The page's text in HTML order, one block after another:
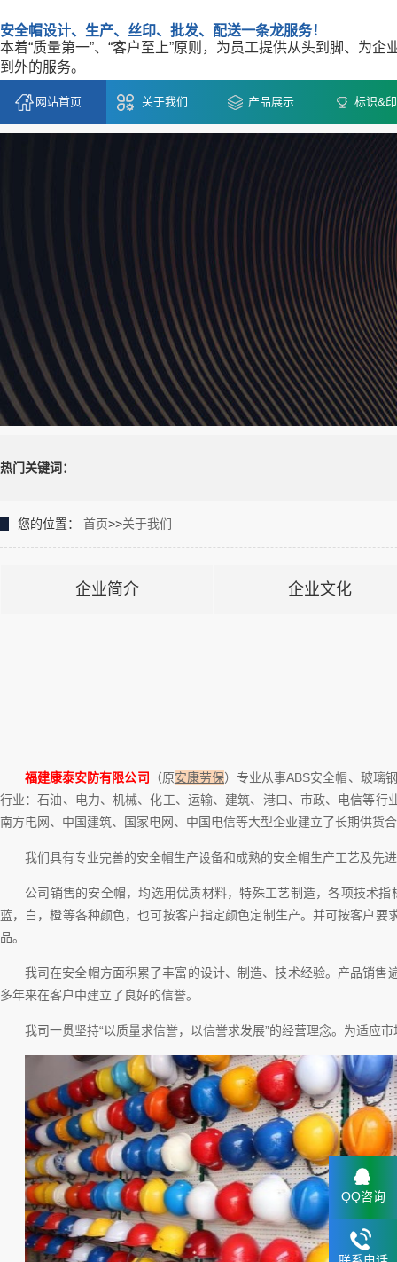
安全帽设计、生产、丝印、批发、配送一条龙服务！
本着“质量第一”、“客户至上”原则，为员工提供从头到脚、为企
到外的服务。
网站首页 关于我们 产品展示 标识&
热门关键词：
您的位置： 首页>>关于我们
企业简介 企业文化
福建康泰安防有限公司 （原安康劳保）专业从事ABS安全帽、玻璃
行业：石油、电力、机械、化工、运输、建筑、港口、市政、电信等
南方电网、中国建筑、国家电网、中国电信等大型企业建立了长期供货
我们具有专业完善的安全帽生产设备和成熟的安全帽生产工艺及先
公司销售的安全帽，均选用优质材料，特殊工艺制造，各项技术
蓝，白，橙等各种颜色，也可按客户指定颜色定制生产。并可按客户
品。
我司在安全帽方面积累了丰富的设计、制造、技术经验。产品销
多年来在客户中建立了良好的信誉。
我司一贯坚持“以质量求信誉，以信誉求发展”的经营理念。为适应
QQ咨询